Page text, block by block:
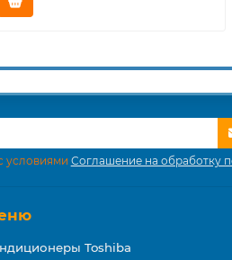
условиями Соглашение на обработку
Toshiba